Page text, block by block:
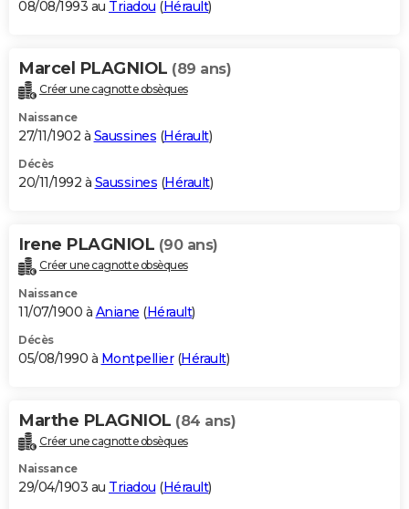
08/08/1993 au Triadou (Hérault)
Marcel PLAGNIOL (89 ans)
Créer une cagnotte obsèques
Naissance
27/11/1902 à Saussines (Hérault)
Décès
20/11/1992 à Saussines (Hérault)
Irene PLAGNIOL (90 ans)
Créer une cagnotte obsèques
Naissance
11/07/1900 à Aniane (Hérault)
Décès
05/08/1990 à Montpellier(Hérault)
Marthe PLAGNIOL (84 ans)
Créer une cagnotte obsèques
Naissance
29/04/1903 au Triadou (Hérault)